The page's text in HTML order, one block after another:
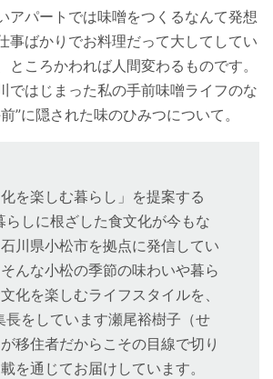
アパートでは味噌をつくるなんて発想
事ばかりでお料理だって大してしてい
ところかわれば人間変わるものです。
ではじまった私の手前味噌ライフのな
”に隠された味のひみつについて。
化を楽しむ暮らし」を提案する
しに根ざした食文化が今もな
川県小松市を拠点に発信してい
んな小松の季節の味わいや暮ら
化を楽しむライフスタイルを、
をしています瀬尾裕樹子（せ
移住者だからこその目線で切り
を通じてお届けしています。